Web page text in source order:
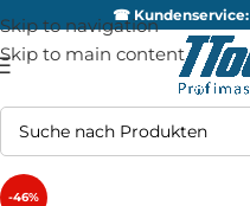
Skip to navigation
Skip to main content
☎ Kundenservice:
-46%